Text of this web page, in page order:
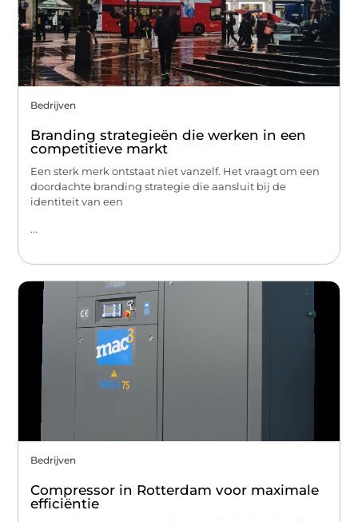
Bedrijven
Branding strategieën die werken in een
competitieve markt
Een sterk merk ontstaat niet vanzelf. Het vraagt om een
doordachte branding strategie die aansluit bij de
identiteit van een
...
Bedrijven
Compressor in Rotterdam voor maximale
efficiëntie